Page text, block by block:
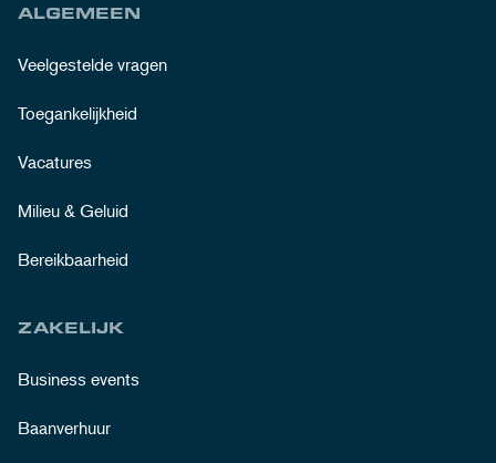
ALGEMEEN
Veelgestelde vragen
Toegankelijkheid
Vacatures
Milieu & Geluid
Bereikbaarheid
ZAKELIJK
Business events
Baanverhuur